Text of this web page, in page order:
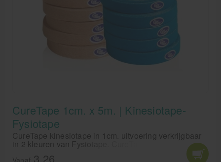
CureTape 1cm. x 5m. | Kinesiotape-
Fysiotape
CureTape kinesiotape in 1cm. uitvoering verkrijgbaar
in 2 kleuren van Fysiotape. CureTape 1 cm. in
makkelijke smalle stroken voor bijvoorbeel lymfe- en
3,26